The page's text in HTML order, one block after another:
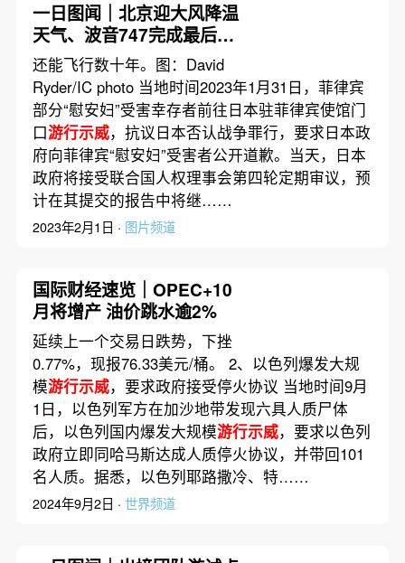
一日图闻｜北京迎大风降温
天气、波音747完成最后一
次商业交付正式谢幕
还能飞行数十年。图：David
Ryder/IC photo 当地时间2023年1月31日，菲律宾
部分“慰安妇”受害幸存者前往日本驻菲律宾使馆门
口游行示威，抗议日本否认战争罪行，要求日本政
府向菲律宾“慰安妇”受害者公开道歉。当天，日本
政府将接受联合国人权理事会第四轮定期审议，预
计在其提交的报告中将继……
2023年2月1日 · 图片频道
国际财经速览｜OPEC+10
月将增产 油价跳水逾2%
延续上一个交易日跌势，下挫
0.77%，现报76.33美元/桶。 2、以色列爆发大规
模游行示威，要求政府接受停火协议 当地时间9月
1日，以色列军方在加沙地带发现六具人质尸体
后，以色列国内爆发大规模游行示威，要求以色列
政府立即同哈马斯达成人质停火协议，并带回101
名人质。据悉，以色列耶路撒冷、特……
2024年9月2日 · 世界频道